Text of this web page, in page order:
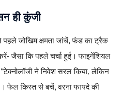
ही कुंजी
जोखिम क्षमता जांचें, फंड का ट्रैक
करें- जैसा कि पहले चर्चा हुई। फाइनेंशियल
“टेक्नोलॉजी ने निवेश सरल किया, लेकिन
फेल किस्त से बचें, वरना फायदे की